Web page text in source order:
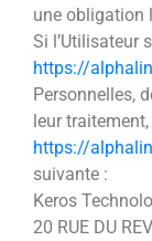
une obligation
Si l’Utilisateur
https://
Personnelles,
leur
https://
suivante :
Keros
20 RUE DU